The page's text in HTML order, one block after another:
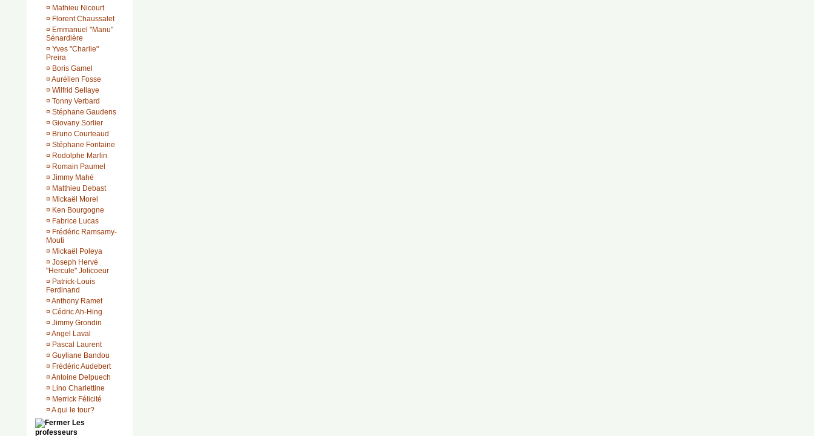
¤ Mathieu Nicourt
¤ Florent Chaussalet
¤ Emmanuel "Manu"
Sénardière
¤ Yves "Charlie"
Preira
¤ Boris Gamel
¤ Aurélien Fosse
¤ Wilfrid Sellaye
¤ Tonny Verbard
¤ Stéphane Gaudens
¤ Giovany Sorlier
¤ Bruno Courteaud
¤ Stéphane Fontaine
¤ Rodolphe Marlin
¤ Romain Paumel
¤ Jimmy Mahé
¤ Matthieu Debast
¤ Mickaël Morel
¤ Ken Bourgogne
¤ Fabrice Lucas
¤ Frédéric Ramsamy-
Mouti
¤ Mickaël Poleya
¤ Joseph Hervé
"Hercule" Jolicoeur
¤ Patrick-Louis
Ferdinand
¤ Anthony Ramet
¤ Cédric Ah-Hing
¤ Jimmy Grondin
¤ Angel Laval
¤ Pascal Laurent
¤ Guyliane Bandou
¤ Frédéric Audebert
¤ Antoine Delpuech
¤ Lino Charlettine
¤ Merrick Félicité
¤ A qui le tour?
Les
professeurs